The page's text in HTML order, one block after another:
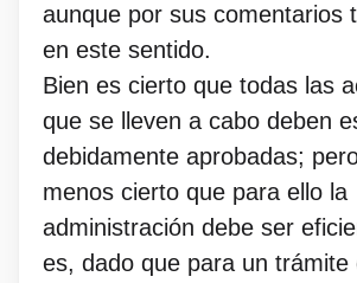
aunque por sus comentarios
en este sentido.
Bien es cierto que todas las
que se lleven a cabo deben
debidamente aprobadas;
menos cierto que para ello la
administración debe ser
es, dado que para un trámite